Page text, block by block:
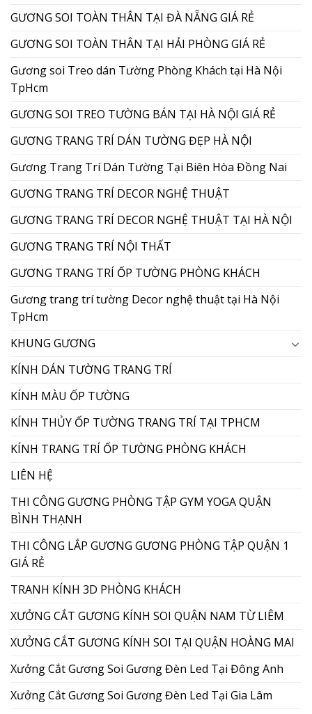
GƯƠNG SOI TOÀN THÂN TẠI ĐÀ NẴNG GIÁ RẺ
GƯƠNG SOI TOÀN THÂN TẠI HẢI PHÒNG GIÁ RẺ
Gương soi Treo dán Tường Phòng Khách tại Hà Nội
TpHcm
GƯƠNG SOI TREO TƯỜNG BÁN TẠI HÀ NỘI GIÁ RẺ
GƯƠNG TRANG TRÍ DÁN TƯỜNG ĐẸP HÀ NỘI
Gương Trang Trí Dán Tường Tại Biên Hòa Đồng Nai
GƯƠNG TRANG TRÍ DECOR NGHỆ THUẬT
GƯƠNG TRANG TRÍ DECOR NGHỆ THUẬT TẠI HÀ NỘI
GƯƠNG TRANG TRÍ NỘI THẤT
GƯƠNG TRANG TRÍ ỐP TƯỜNG PHÒNG KHÁCH
Gương trang trí tường Decor nghệ thuật tại Hà Nội
TpHcm
KHUNG GƯƠNG
KÍNH DÁN TƯỜNG TRANG TRÍ
KÍNH MÀU ỐP TƯỜNG
KÍNH THỦY ỐP TƯỜNG TRANG TRÍ TẠI TPHCM
KÍNH TRANG TRÍ ỐP TƯỜNG PHÒNG KHÁCH
LIÊN HỆ
THI CÔNG GƯƠNG PHÒNG TẬP GYM YOGA QUẬN
BÌNH THẠNH
THI CÔNG LẮP GƯƠNG GƯƠNG PHÒNG TẬP QUẬN 1
GIÁ RẺ
TRANH KÍNH 3D PHÒNG KHÁCH
XƯỞNG CẮT GƯƠNG KÍNH SOI QUẬN NAM TỪ LIÊM
XƯỞNG CẮT GƯƠNG KÍNH SOI TẠI QUẬN HOÀNG MAI
Xưởng Cắt Gương Soi Gương Đèn Led Tại Đông Anh
Xưởng Cắt Gương Soi Gương Đèn Led Tại Gia Lâm